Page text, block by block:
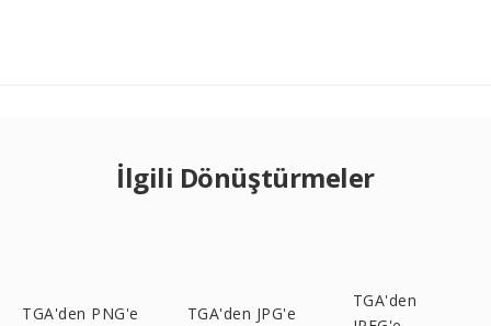
İlgili Dönüştürmeler
TGA'den PNG'e TGA'den JPG'e
TGA'den